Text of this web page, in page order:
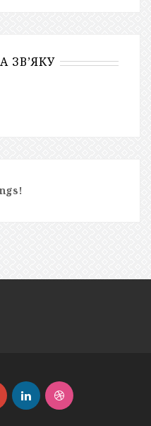
ЗВ’ЯКУ